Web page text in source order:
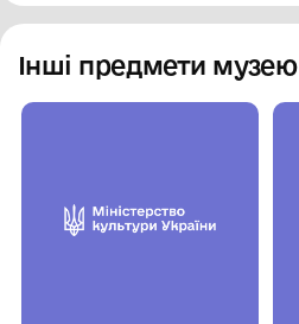
Інші предмети музею